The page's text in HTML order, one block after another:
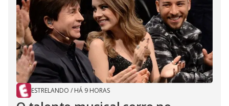
ESTRELANDO / HÁ 9 HORAS